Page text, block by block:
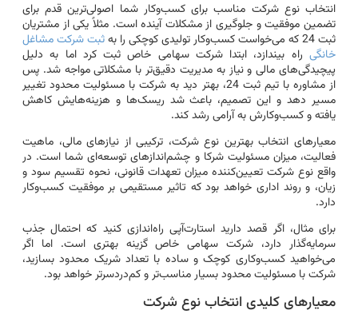
انتخاب نوع شرکت مناسب برای کسب‌وکار شما اصولی‌ترین قدم برای
تضمین موفقیت و جلوگیری از مشکلات آینده است. مثلاً یکی از مشتریان
ثبت 24 که می‌خواست کسب‌وکار تولیدی کوچکی را به
ثبت شرکت مشاغل
خانگی راه بیندازد، ابتدا شرکت سهامی خاص ثبت کرد اما به دلیل
پیچیدگی‌های مالی و نیاز به مدیریت دقیق‌تر با مشکلاتی مواجه شد. پس
از مشاوره با تیم ثبت 24، بهتر دید به شرکت با مسئولیت محدود تغییر
مسیر دهد و این تصمیم، باعث شد ریسک‌ها و هزینه‌هایش کاهش
یافته و کسب‌وکارش به آرامی رشد کند.
معیارهای انتخاب بهترین نوع شرکت، ترکیبی از نیازهای مالی، ماهیت
فعالیت، میزان مسئولیت شرکا و چشم‌اندازهای توسعه‌ای شما است. در
واقع نوع شرکت تعیین‌کننده میزان تعهدات قانونی، نحوه تقسیم سود و
زیان، و روند اداری خواهد بود که تاثیر مستقیمی بر موفقیت کسب‌وکار
دارد.
برای مثال، اگر قصد دارید استارت‌آپی راه‌اندازی کنید که احتمال جذب
سرمایه‌گذار دارد، شرکت سهامی خاص گزینه بهتری است. اما اگر
می‌خواهید کسب‌وکاری کوچک و ساده با تعداد شریک محدود بسازید،
شرکت با مسئولیت محدود بسیار مناسب‌تر و کم‌دردسرتر خواهد بود.
معیارهای کلیدی انتخاب نوع شرکت